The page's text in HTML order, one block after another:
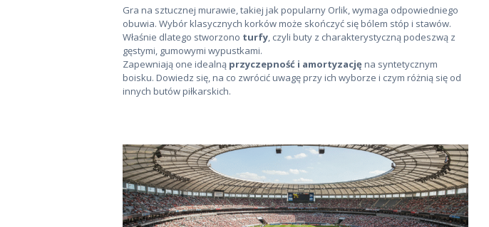
Gra na sztucznej murawie, takiej jak popularny Orlik, wymaga odpowiedniego
obuwia. Wybór klasycznych korków może skończyć się bólem stóp i stawów.
Właśnie dlatego stworzono turfy, czyli buty z charakterystyczną podeszwą z
gęstymi, gumowymi wypustkami.
Zapewniają one idealną przyczepność i amortyzację na syntetycznym
boisku. Dowiedz się, na co zwrócić uwagę przy ich wyborze i czym różnią się od
innych butów piłkarskich.